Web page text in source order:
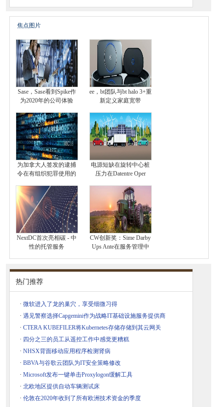
焦点图片
Sase，Sase看到Spike作
为2020年的公司体验
ee，bt团队与bt halo 3+重
新定义家庭宽带
为加拿大人签发的逮捕
令在有组织犯罪使用的
电源短缺在旋转中心桩
压力在Datentre Oper
NextDC首次亮相碳 - 中
性的托管服务
CW创新奖：Sime Darby
Ups Ante在服务管理中
热门推荐
· 微软进入了龙的巢穴，享受细微习得
· 遇见警察选择Capgemini作为战略IT基础设施服务提供商
· CTERA KUBEFILER将Kubernetes存储存储到其云网关
· 四分之三的员工从遥控工作中感觉更糟糕
· NHSX背面移动应用程序检测肾病
· BBVA与谷歌云团队为IT安全策略修改
· Microsoft发布一键单击Proxylogon缓解工具
· 北欧地区提供自动车辆测试床
· 伦敦在2020年收到了所有欧洲技术资金的季度